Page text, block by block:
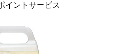
イントサービス